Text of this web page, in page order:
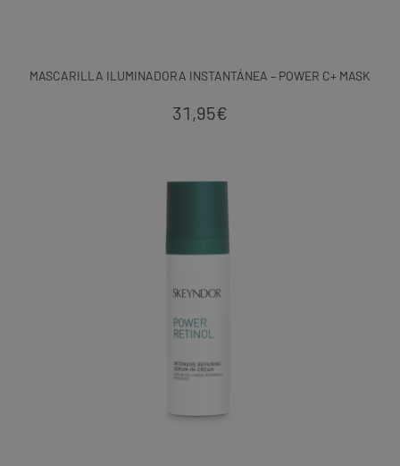
MASCARILLA ILUMINADORA INSTANTÁNEA – POWER C+ MASK
31,95€